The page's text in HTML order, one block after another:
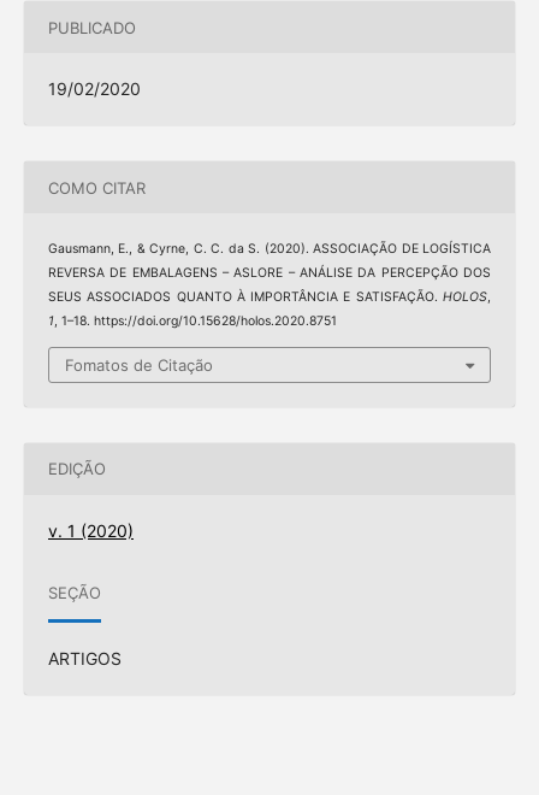
PUBLICADO
19/02/2020
COMO CITAR
Gausmann, E., & Cyrne, C. C. da S. (2020). ASSOCIAÇÃO DE LOGÍSTICA
REVERSA DE EMBALAGENS – ASLORE – ANÁLISE DA PERCEPÇÃO DOS
SEUS ASSOCIADOS QUANTO À IMPORTÂNCIA E SATISFAÇÃO.HOLOS,
1, 1–18. https://doi.org/10.15628/holos.2020.8751
Fomatos de Citação
EDIÇÃO
v. 1 (2020)
SEÇÃO
ARTIGOS